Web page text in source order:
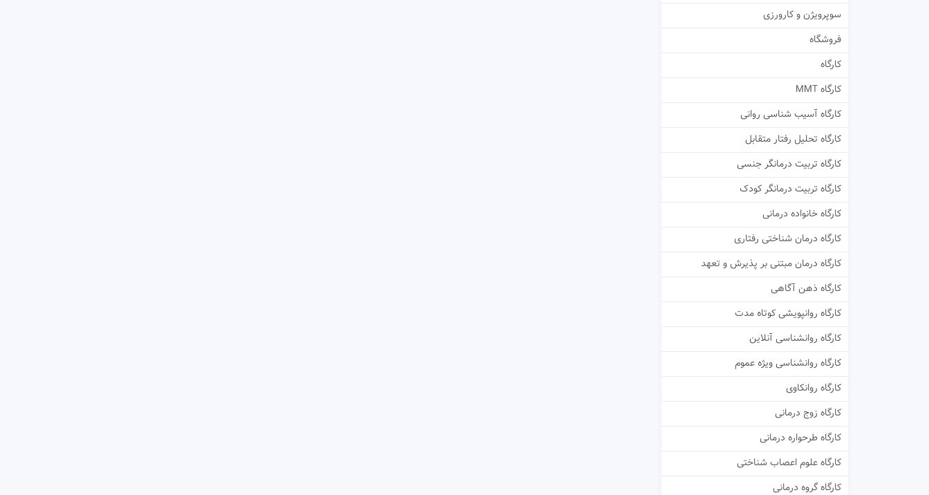
سوپرویژن و کارورزی
فروشگاه
کارگاه
کارگاه MMT
کارگاه آسیب شناسی روانی
کارگاه تحلیل رفتار متقابل
کارگاه تربیت درمانگر جنسی
کارگاه تربیت درمانگر کودک
کارگاه خانواده درمانی
کارگاه درمان شناختی رفتاری
کارگاه درمان مبتنی بر پذیرش و تعهد
کارگاه ذهن آگاهی
کارگاه روانپویشی کوتاه مدت
کارگاه روانشناسی آنلاین
کارگاه روانشناسی ویژه عموم
کارگاه روانکاوی
کارگاه زوج درمانی
کارگاه طرحواره درمانی
کارگاه علوم اعصاب شناختی
کارگاه گروه درمانی